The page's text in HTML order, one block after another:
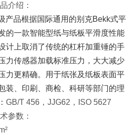
介绍：
产品根据国际通用的别克Bekk式平
的一款智能型纸与纸板平滑度性能
计上取消了传统的杠杆加重锤的手
力传感器加载标准压力，大大减少
力更精确。
用于纸张及纸板表面平
装、印刷、商检、科研等部门的理
GB/T 456，JJG62，ISO 5627
参数：